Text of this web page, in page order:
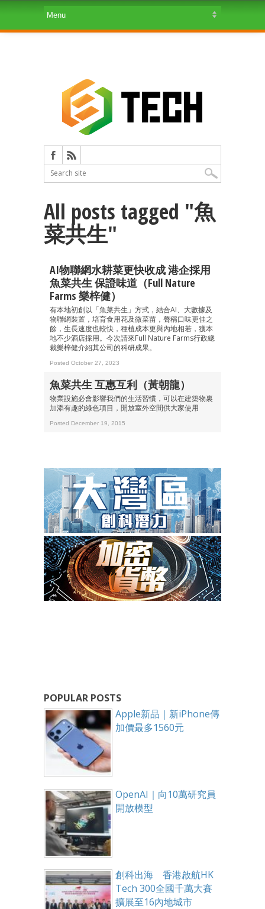
All posts tagged "魚
菜共生"
AI物聯網水耕菜更快收成 港企採用
魚菜共生 保證味道（Full Nature
Farms 樂梓健）
有本地初創以「魚菜共生」方式，結合AI、大數據及
物聯網裝置，培育食用花及微菜苗，聲稱口味更佳之
餘，生長速度也較快，種植成本更與內地相若，獲本
地不少酒店採用。今次請來Full Nature Farms行政總
裁樂梓健介紹其公司的科研成果。
Posted October 27, 2023
魚菜共生 互惠互利（黃朝龍）
物業設施必會影響我們的生活習慣，可以在建築物裏
加添有趣的綠色項目，開放室外空間供大家使用
Posted December 19, 2015
POPULAR POSTS
Apple新品｜新iPhone傳
加價最多1560元
OpenAI｜向10萬研究員
開放模型
創科出海 香港啟航HK
Tech 300全國千萬大賽
擴展至16內地城市